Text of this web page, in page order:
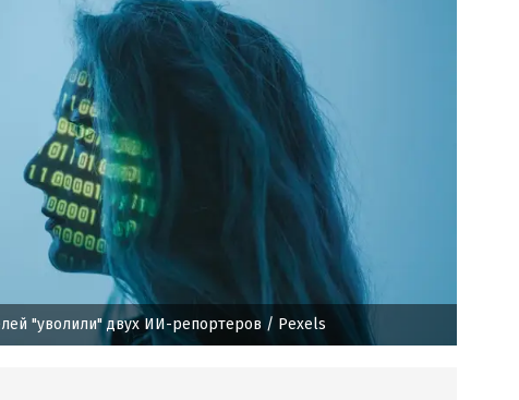
"уволили" двух ИИ-репортеров / Pexels